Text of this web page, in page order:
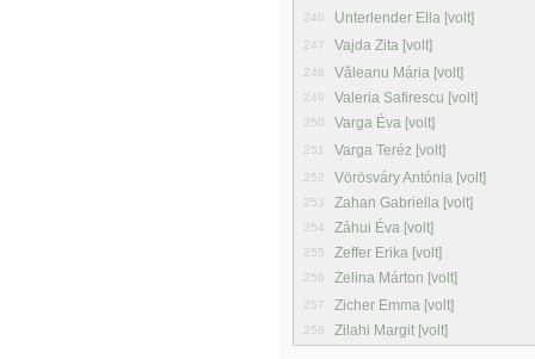
246 Unterlender Ella [volt]
247 Vajda Zita [volt]
248 Văleanu Mária [volt]
249 Valeria Safirescu [volt]
250 Varga Éva [volt]
251 Varga Teréz [volt]
252 Vörösváry Antónia [volt]
253 Zahan Gabriella [volt]
254 Záhui Éva [volt]
255 Zeffer Erika [volt]
256 Zelina Márton [volt]
257 Zicher Emma [volt]
258 Zilahi Margit [volt]